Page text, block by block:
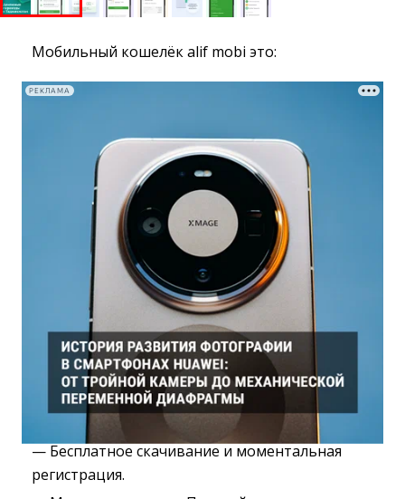
Мобильный кошелёк alif mobi это:
РЕКЛАМА
— Бесплатное скачивание и моментальная
регистрация.